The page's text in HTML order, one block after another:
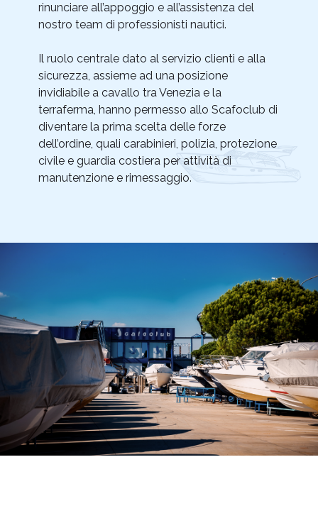
rinunciare all’appoggio e all’assistenza del
nostro team di professionisti nautici.
Il ruolo centrale dato al servizio clienti e alla
sicurezza, assieme ad una posizione
invidiabile a cavallo tra Venezia e la
terraferma, hanno permesso allo Scafoclub di
diventare la prima scelta delle forze
dell’ordine, quali carabinieri, polizia, protezione
civile e guardia costiera per attività di
manutenzione e rimessaggio.